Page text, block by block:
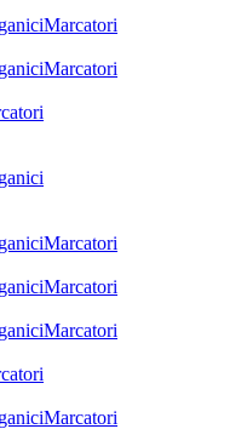
Marcatori
Marcatori
Marcatori
Marcatori
Marcatori
Marcatori